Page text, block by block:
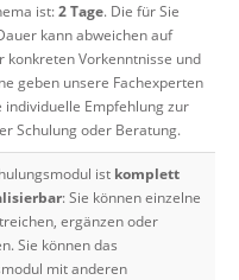
ist:2 Tage. Die für Sie
kann abweichen auf
konkreten Vorkenntnisse und
geben unsere Fachexperten
individuelle Empfehlung zur
Schulung oder Beratung.
ist komplett
: Sie können einzelne
ergänzen oder
Sie können das
mit anderen